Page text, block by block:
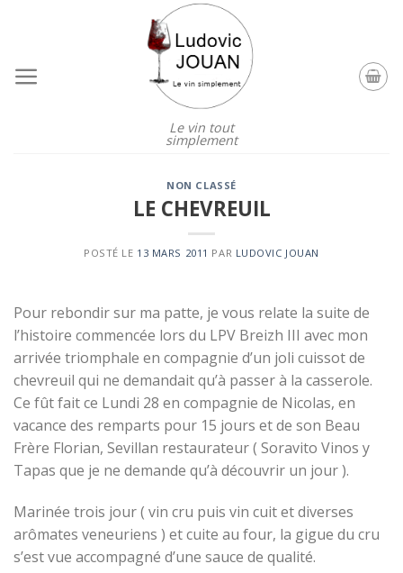
Le vin tout
simplement
NON CLASSÉ
LE CHEVREUIL
POSTÉ LE 13 MARS 2011 PAR LUDOVIC JOUAN
Pour rebondir sur ma patte, je vous relate la suite de
l’histoire commencée lors du LPV Breizh III avec mon
arrivée triomphale en compagnie d’un joli cuissot de
chevreuil qui ne demandait qu’à passer à la casserole.
Ce fût fait ce Lundi 28 en compagnie de Nicolas, en
vacance des remparts pour 15 jours et de son Beau
Frère Florian, Sevillan restaurateur ( Soravito Vinos y
Tapas que je ne demande qu’à découvrir un jour ).
Marinée trois jour ( vin cru puis vin cuit et diverses
arômates veneuriens ) et cuite au four, la gigue du cru
s’est vue accompagné d’une sauce de qualité.